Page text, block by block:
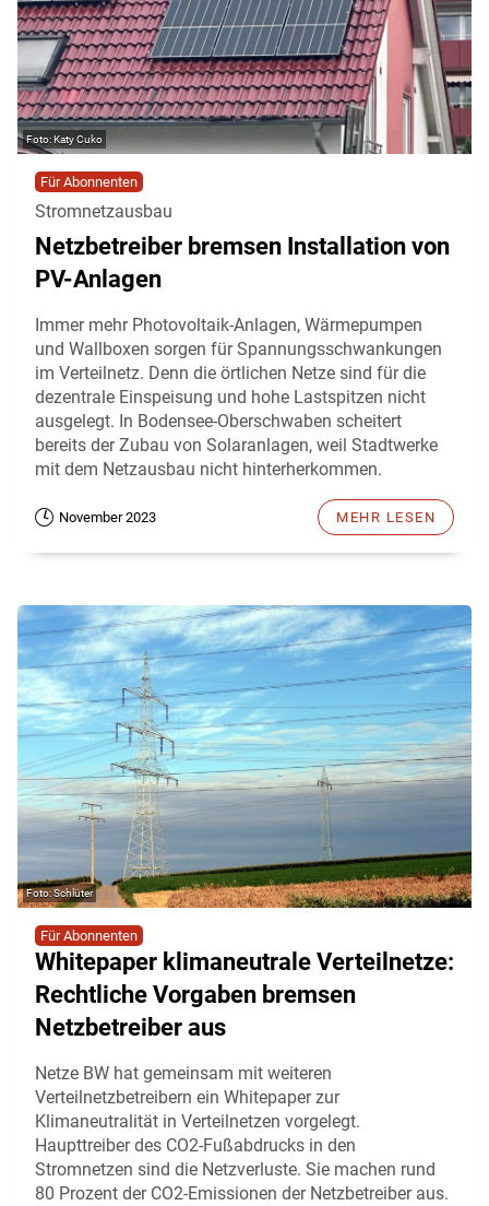
Katy Cuko
Für Abonnenten
Stromnetzausbau
Netzbetreiber bremsen Installation von
PV-Anlagen
Immer mehr Photovoltaik-Anlagen, Wärmepumpen
und Wallboxen sorgen für Spannungsschwankungen
im Verteilnetz. Denn die örtlichen Netze sind für die
dezentrale Einspeisung und hohe Lastspitzen nicht
ausgelegt. In Bodensee-Oberschwaben scheitert
bereits der Zubau von Solaranlagen, weil Stadtwerke
mit dem Netzausbau nicht hinterherkommen.
November 2023 MEHR LESEN
Schlüter
Für Abonnenten
Whitepaper klimaneutrale Verteilnetze:
Rechtliche Vorgaben bremsen
Netzbetreiber aus
Netze BW hat gemeinsam mit weiteren
Verteilnetzbetreibern ein Whitepaper zur
Klimaneutralität in Verteilnetzen vorgelegt.
Haupttreiber des CO2-Fußabdrucks in den
Stromnetzen sind die Netzverluste. Sie machen rund
80 Prozent der CO2-Emissionen der Netzbetreiber aus.